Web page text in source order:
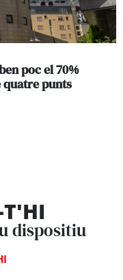
poc el 70%
punts
T'HI
dispositiu